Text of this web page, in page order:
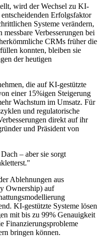
wird der Wechsel zu KI-
Erfolgsfaktor
Systeme verändern,
Verbesserungen bei
CRMs früher die
konnten, bleiben sie
der heutigen
die auf KI-gestützte
einer 15%igen Steigerung
Wachstum im Umsatz. Für
und regulatorische
direkt auf ihr
und Präsident von
– aber sie sorgt
Ablehnungen aus
Ownership) auf
KI-gestützte Systeme lösen
mit bis zu 99% Genauigkeit
Finanzierungsprobleme
bringen können.